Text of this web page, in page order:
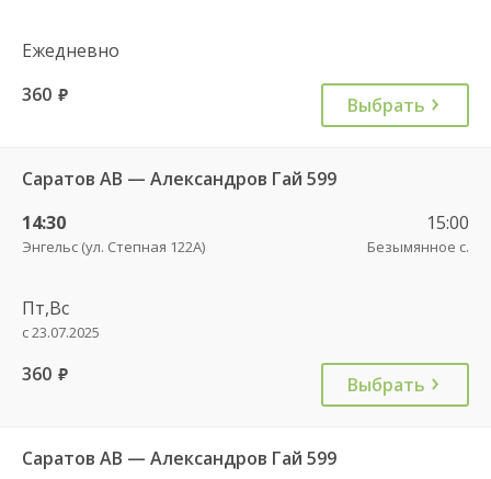
Ежедневно
360 руб. Выбрать
Саратов АВ — Александров Гай 599
14:30
Энгельс (ул. Степная 122А)
15:00
Безымянное с.
Пт,Вс
с 23.07.2025
360 руб. Выбрать
Саратов АВ — Александров Гай 599